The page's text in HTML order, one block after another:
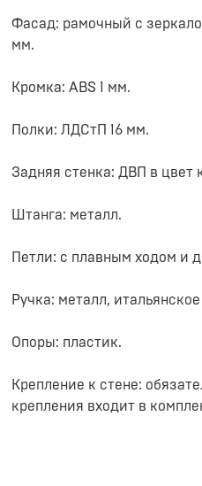
Фасад: рамочный с
мм.
Кромка: ABS 1 мм.
Полки: ЛДСтП 16 мм.
Задняя стенка: ДВП в цвет
Штанга: металл.
Петли: с плавным ходом и
Ручка: металл,
Опоры: пластик.
Крепление к стене:
крепления входит в